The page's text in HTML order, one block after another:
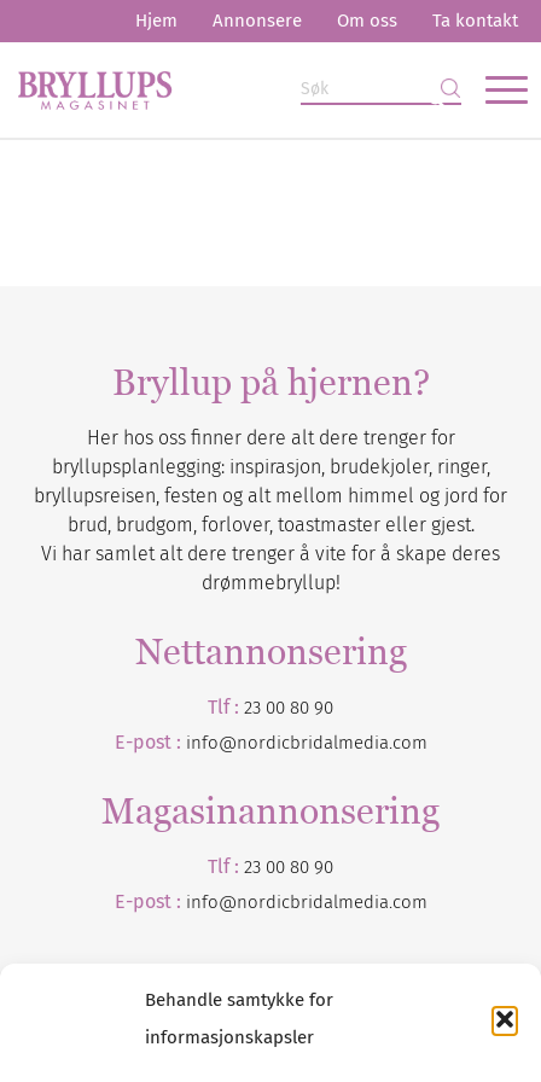
Behandle samtykke for
informasjonskapsler
Hjem Annonsere Om oss Ta kontakt
Bryllup på hjernen?
Her hos oss finner dere alt dere trenger for
bryllupsplanlegging: inspirasjon, brudekjoler, ringer,
bryllupsreisen, festen og alt mellom himmel og jord for
brud, brudgom, forlover, toastmaster eller gjest.
Vi har samlet alt dere trenger å vite for å skape deres
drømmebryllup!
Nettannonsering
Tlf : 23 00 80 90
E-post : info@nordicbridalmedia.com
Magasinannonsering
Tlf : 23 00 80 90
E-post : info@nordicbridalmedia.com